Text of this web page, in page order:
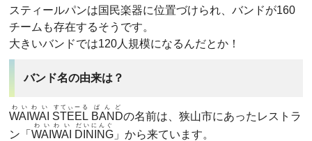
スティールパンは国民楽器に位置づけられ、バンドが160
チームも存在するそうです。
大きいバンドでは120人規模になるんだとか！
バンド名の由来は？
WAIWAI
わいわい
STEEL
すてぃーる
BAND
ばんど
の名前は、狭山市にあったレストラ
ン「WAIWAI
わいわい
DINING
だいにんぐ
」から来ています。